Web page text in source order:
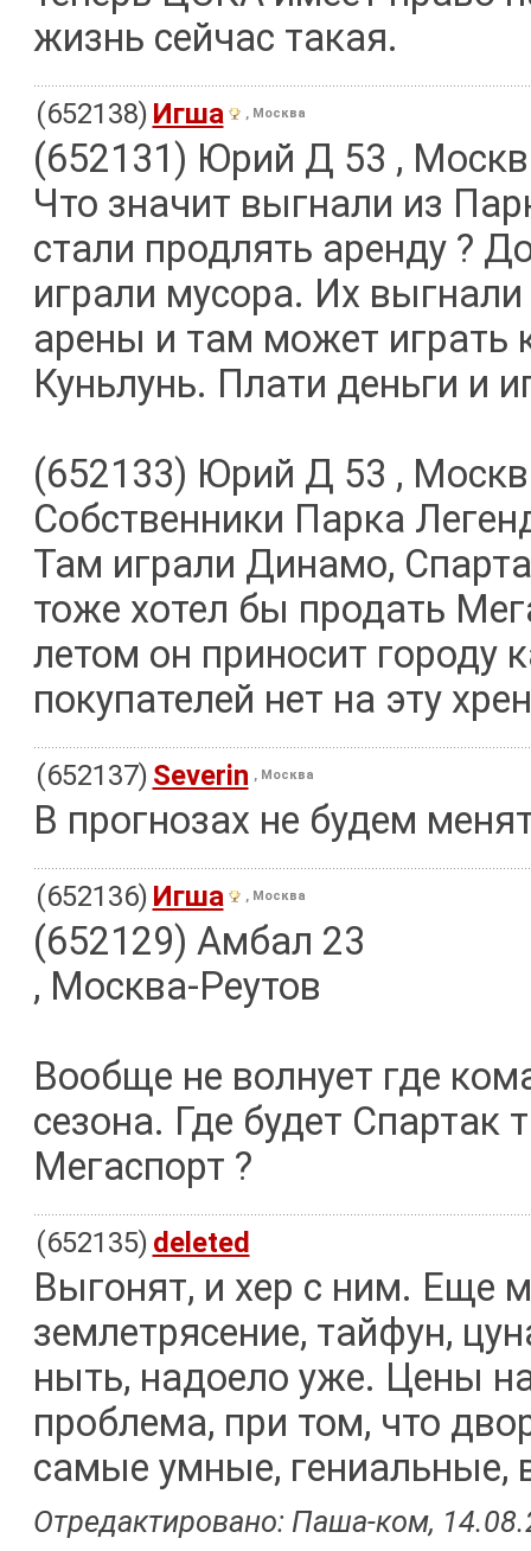
жизнь сейчас такая.
(652138) Игша , Москва
(652131) Юрий Д 53 ,
Что значит выгнали из
стали продлять аренду ?
играли мусора. Их
арены и там может играть
Куньлунь. Плати деньги и
(652133) Юрий Д 53 ,
Собственники Парка
Там играли Динамо,
тоже хотел бы продать
летом он приносит городу
покупателей нет на эту
(652137) Severin , Москва
В прогнозах не будем
(652136) Игша , Москва
(652129) Амбал 23
, Москва-Реутов
Вообще не волнует где
сезона. Где будет Спартак
Мегаспорт ?
(652135) deleted
Выгонят, и хер с ним. Еще
землетрясение, тайфун,
ныть, надоело уже. Цены
проблема, при том, что
самые умные, гениальные,
Отредактировано: Паша-ком,